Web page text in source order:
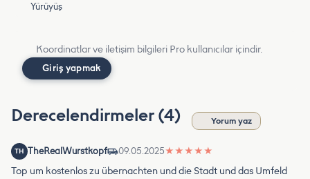
Yürüyüş
Koordinatlar ve iletişim bilgileri Pro kullanıcılar içindir.
Giriş yapmak
Derecelendirmeler (4) Yorum yaz
TH TheRealWurstkopf 09.05.2025★ ★ ★ ★ ★
Top um kostenlos zu übernachten und die Stadt und das Umfeld